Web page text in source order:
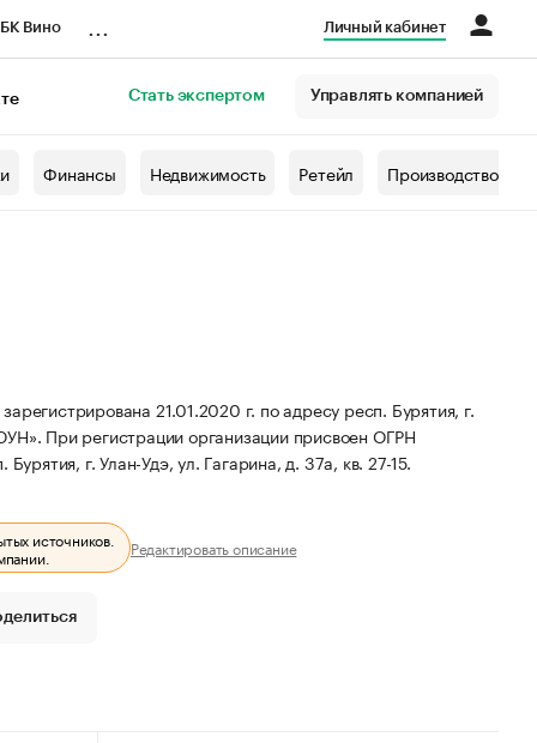
Вино Личный кабинет
Стать экспертом Управлять компанией
Финансы Недвижимость Ретейл Производство
21.01.2020 г. по адресу респ. Бурятия, г.
При регистрации организации присвоен ОГРН
г. Улан-Удэ, ул. Гагарина, д. 37а, кв. 27-15.
источников. Редактировать описание